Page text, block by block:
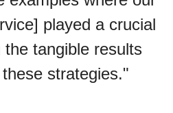
played a crucial
tangible results
strategies."